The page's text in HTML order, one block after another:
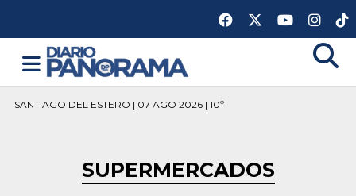
SANTIAGO DEL ESTERO | 07 AGO 2026 | 10º
SUPERMERCADOS